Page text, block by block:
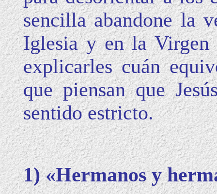
sencilla abandone la
Iglesia y en la Virgen
explicarles cuán
que piensan que
sentido estricto.
1) «Hermanos y